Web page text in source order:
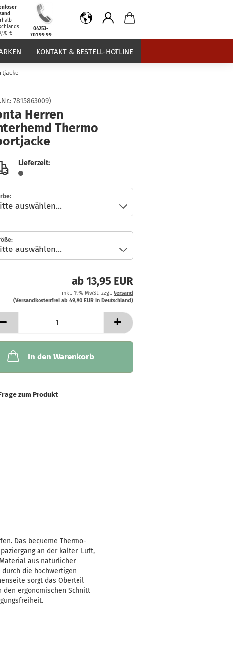
€
04253-
701 99 99
KONTAKT & BESTELL-HOTLINE
7815863009)
Herren
Thermo
Lieferzeit:
ab 13,95 EUR
inkl. 19% MwSt. zzgl. Versand
(Versandkostenfrei ab 49,90 EUR in Deutschland)
In den Warenkorb
zum Produkt
Das bequeme Thermo-
an der kalten Luft,
aus natürlicher
die hochwertigen
sorgt das Oberteil
den ergonomischen Schnitt